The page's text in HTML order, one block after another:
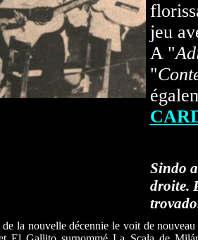
jeu
A "
"
Sindo
droite.
la nouvelle décennie le voit de